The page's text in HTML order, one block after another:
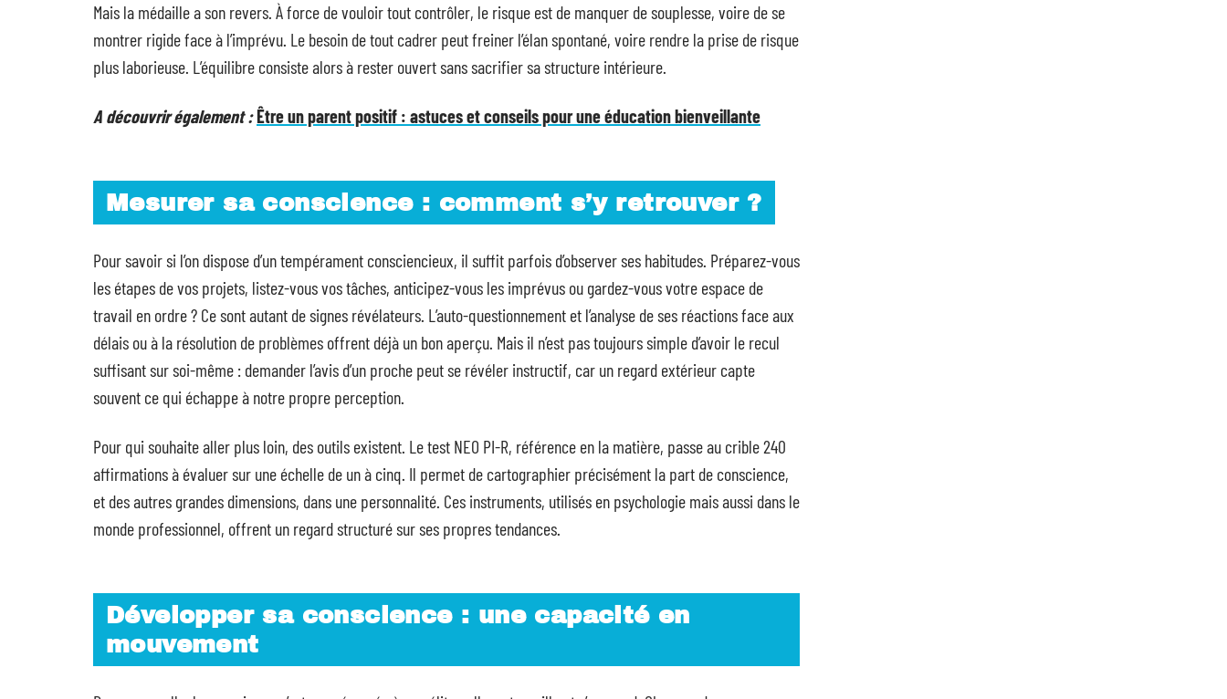
Mais la médaille a son revers. À force de vouloir tout contrôler, le risque est de manquer de souplesse, voire de se
montrer rigide face à l’imprévu. Le besoin de tout cadrer peut freiner l’élan spontané, voire rendre la prise de risque
plus laborieuse. L’équilibre consiste alors à rester ouvert sans sacrifier sa structure intérieure.
A découvrir également :Être un parent positif : astuces et conseils pour une éducation bienveillante
Mesurer sa conscience : comment s’y retrouver ?
Pour savoir si l’on dispose d’un tempérament consciencieux, il suffit parfois d’observer ses habitudes. Préparez-vous
les étapes de vos projets, listez-vous vos tâches, anticipez-vous les imprévus ou gardez-vous votre espace de
travail en ordre ? Ce sont autant de signes révélateurs. L’auto-questionnement et l’analyse de ses réactions face aux
délais ou à la résolution de problèmes offrent déjà un bon aperçu. Mais il n’est pas toujours simple d’avoir le recul
suffisant sur soi-même : demander l’avis d’un proche peut se révéler instructif, car un regard extérieur capte
souvent ce qui échappe à notre propre perception.
Pour qui souhaite aller plus loin, des outils existent. Le test NEO PI-R, référence en la matière, passe au crible 240
affirmations à évaluer sur une échelle de un à cinq. Il permet de cartographier précisément la part de conscience,
et des autres grandes dimensions, dans une personnalité. Ces instruments, utilisés en psychologie mais aussi dans le
monde professionnel, offrent un regard structuré sur ses propres tendances.
Développer sa conscience : une capacité en
mouvement